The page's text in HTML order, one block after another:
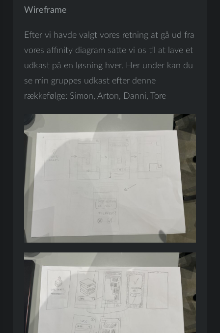
Wireframe
Efter vi havde valgt vores retning at gå ud fra
vores affinity diagram satte vi os til at lave et
udkast på en løsning hver. Her under kan du
se min gruppes udkast efter denne
rækkefølge: Simon, Arton, Danni, Tore